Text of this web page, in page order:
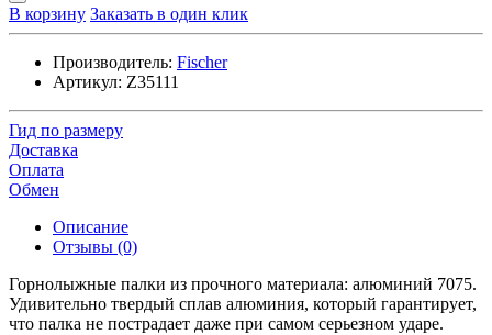
В корзину Заказать в один клик
Производитель: Fischer
Артикул: Z35111
Гид по размеру
Доставка
Оплата
Обмен
Описание
Отзывы (0)
Горнолыжные палки из прочного материала: алюминий 7075.
Удивительно твердый сплав алюминия, который гарантирует,
что палка не пострадает даже при самом серьезном ударе.